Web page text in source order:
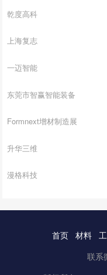
乾度高科
上海复志
一迈智能
东莞市智赢智能装备
Formnext增材制造展
升华三维
漫格科技
首页 材料
联系